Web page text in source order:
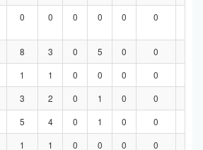
0 0 0 0 0 0
8 3 0 5 0 0
1 1 0 0 0 0
3 2 0 1 0 0
5 4 0 1 0 0
1 1 0 0 0 0